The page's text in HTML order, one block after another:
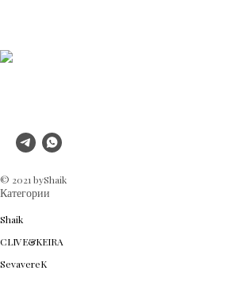
© 2021 byShaik
Категории
Shaik
CLIVE&KEIRA
SevavereK